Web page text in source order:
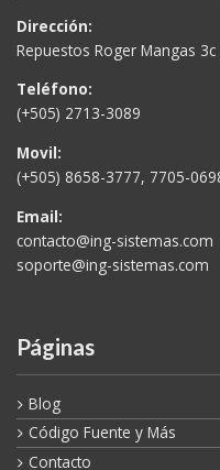
Teléfono:
Movil:
Email:
soporte@ing-sistemas.com
Blog
Código Fuente y Más
Contacto
Contador